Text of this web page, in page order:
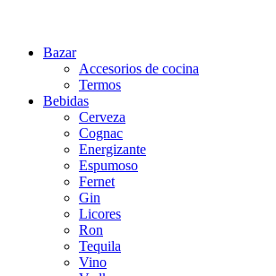
Bazar
Accesorios de cocina
Termos
Bebidas
Cerveza
Cognac
Energizante
Espumoso
Fernet
Gin
Licores
Ron
Tequila
Vino